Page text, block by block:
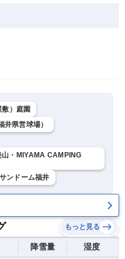
）庭園
県営球場）
・MIYAMA CAMPING
サンドーム福井
もっと見る
降雪量 湿度